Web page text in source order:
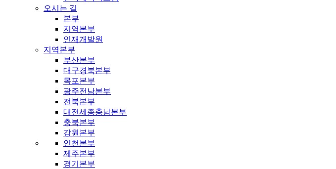
오시는 길
본부
지역본부
인재개발원
지역본부
부산본부
대구경북본부
목포본부
광주전남본부
전북본부
대전세종충남본부
충북본부
강원본부
인천본부
제주본부
경기본부